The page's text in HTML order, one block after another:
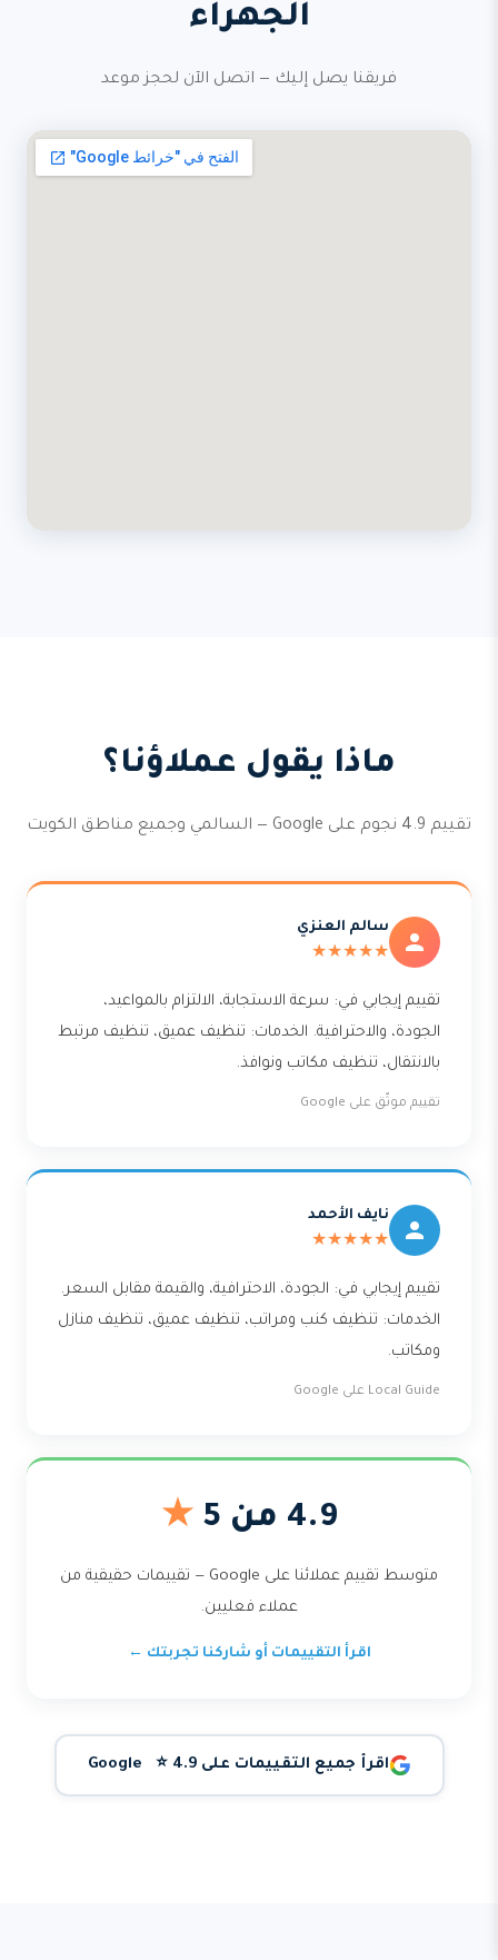
الجهراء
فريقنا يصل إليك — اتصل الآن لحجز موعد
ماذا يقول عملاؤنا؟
تقييم 4.9 نجوم على Google — السالمي وجميع مناطق الكويت
سالم العنزي
★★★★★
تقييم إيجابي في: سرعة الاستجابة، الالتزام بالمواعيد،
الجودة، والاحترافية. الخدمات: تنظيف عميق، تنظيف مرتبط
بالانتقال، تنظيف مكاتب ونوافذ.
تقييم موثّق على Google
نايف الأحمد
★★★★★
تقييم إيجابي في: الجودة، الاحترافية، والقيمة مقابل السعر.
الخدمات: تنظيف كنب ومراتب، تنظيف عميق، تنظيف منازل
ومكاتب.
Local Guide على Google
4.9 من 5 ★
متوسط تقييم عملائنا على Google — تقييمات حقيقية من
عملاء فعليين.
اقرأ التقييمات أو شاركنا تجربتك ←
اقرأ جميع التقييمات على Google ⭐ 4.9